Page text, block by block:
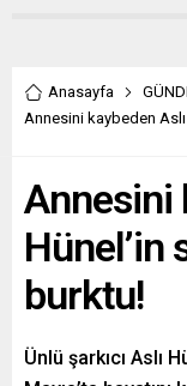
Anasayfa
Annesini kaybeden
Annesini
Hünel’in
burktu!
Ünlü şarkıcı Aslı